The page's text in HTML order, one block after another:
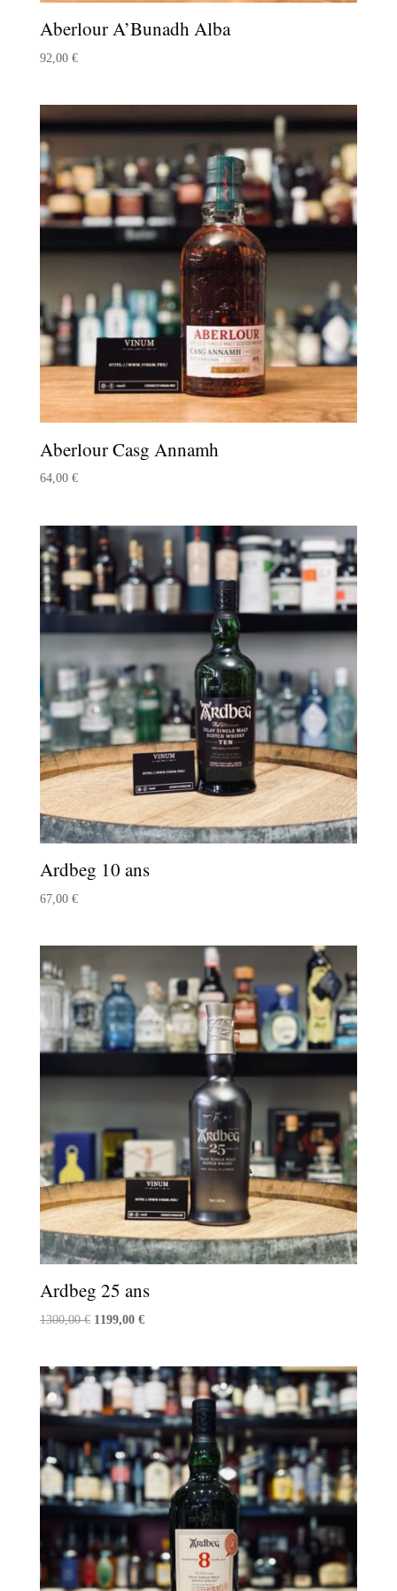
Aberlour A’Bunadh Alba
92,00 €
Aberlour Casg Annamh
64,00 €
Ardbeg 10 ans
67,00 €
Ardbeg 25 ans
1300,00€ Le
était :
1300,00 €.
1199,00 €Le
est :
1199,00 €.